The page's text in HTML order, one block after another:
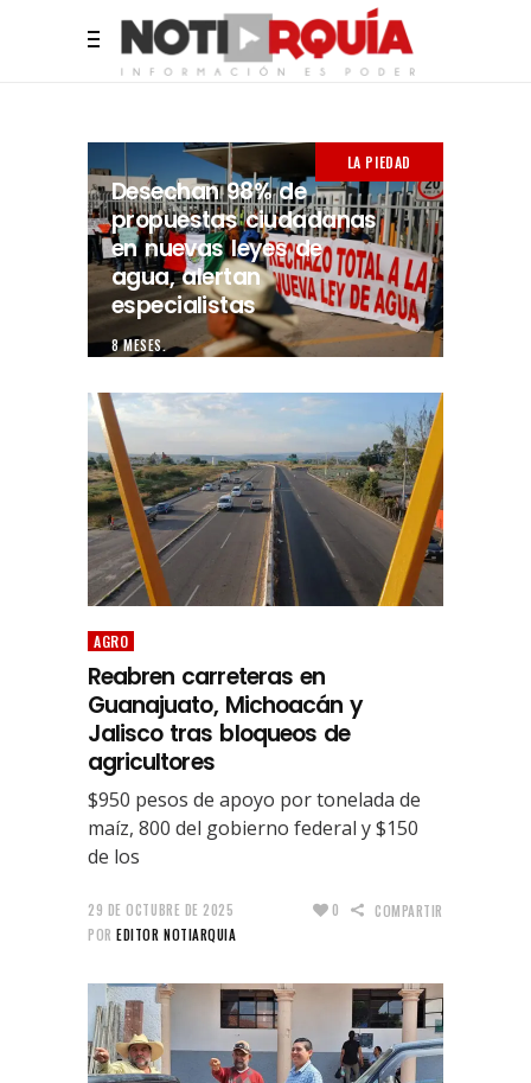
LA PIEDAD
Desechan 98% de
propuestas ciudadanas
en nuevas leyes de
agua, alertan
especialistas
8 MESES.
AGRO
Reabren carreteras en
Guanajuato, Michoacán y
Jalisco tras bloqueos de
agricultores
$950 pesos de apoyo por tonelada de
maíz, 800 del gobierno federal y $150
de los
29 DE OCTUBRE DE 2025
POR EDITOR NOTIARQUIA
0 COMPARTIR